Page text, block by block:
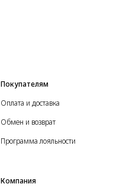
Покупателям
Оплата и доставка
Обмен и возврат
Программа лояльности
Компания